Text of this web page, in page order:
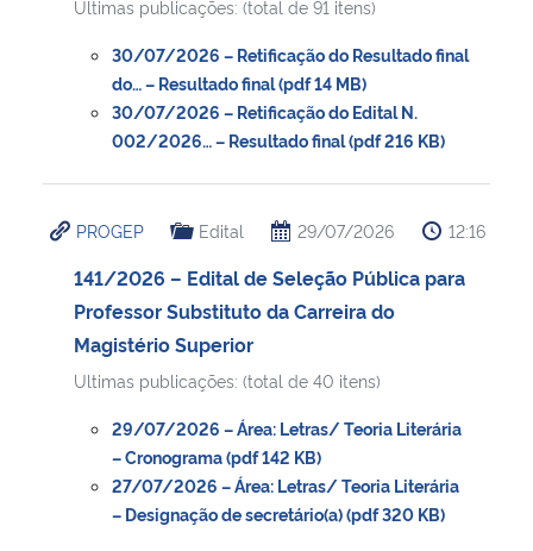
Ultimas publicações: (total de 91 itens)
30/07/2026 – Retificação do Resultado final
do… – Resultado final (pdf 14 MB)
30/07/2026 – Retificação do Edital N.
002/2026… – Resultado final (pdf 216 KB)
PROGEP Edital 29/07/2026 12:16
141/2026 – Edital de Seleção Pública para
Professor Substituto da Carreira do
Magistério Superior
Ultimas publicações: (total de 40 itens)
29/07/2026 – Área: Letras/ Teoria Literária
– Cronograma (pdf 142 KB)
27/07/2026 – Área: Letras/ Teoria Literária
– Designação de secretário(a) (pdf 320 KB)